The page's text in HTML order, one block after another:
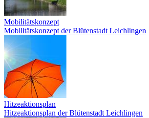
Mobilitätskonzept
Mobilitätskonzept der Blütenstadt Leichlingen
Hitzeaktionsplan
Hitzeaktionsplan der Blütenstadt Leichlingen